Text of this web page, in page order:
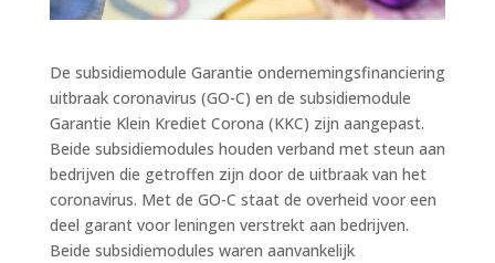
De subsidiemodule Garantie ondernemingsfinanciering
uitbraak coronavirus (GO-C) en de subsidiemodule
Garantie Klein Krediet Corona (KKC) zijn aangepast.
Beide subsidiemodules houden verband met steun aan
bedrijven die getroffen zijn door de uitbraak van het
coronavirus. Met de GO-C staat de overheid voor een
deel garant voor leningen verstrekt aan bedrijven.
Beide subsidiemodules waren aanvankelijk